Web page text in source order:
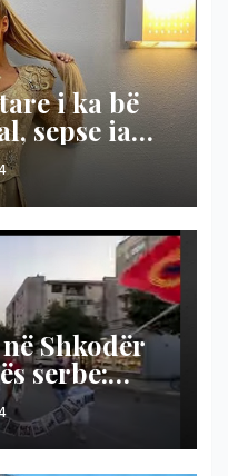
i ka bë
sepse ia
Shkodër
serbe:
plagët